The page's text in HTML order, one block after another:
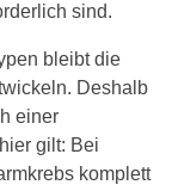
sind.
bleibt die
Deshalb
einer
gilt: Bei
komplett